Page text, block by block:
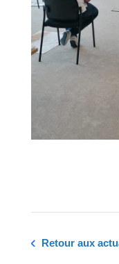
Retour aux